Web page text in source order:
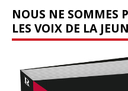
NOUS NE SOMMES
LES VOIX DE LA